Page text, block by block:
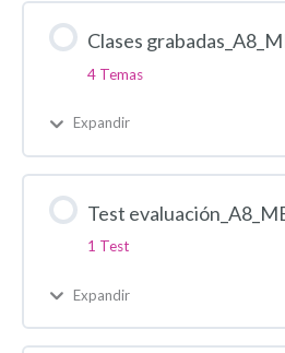
Clases
4 Temas
Expandir
Test
1 Test
Expandir